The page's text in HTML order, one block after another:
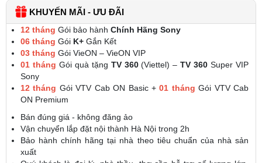
KHUYẾN MÃI - ƯU ĐÃI
12 tháng Gói bảo hành Chính Hãng Sony
06 tháng Gói K+ Gắn Kết
03 tháng Gói VieON – VieON VIP
01 tháng Gói quà tặng TV 360(Viettel) –TV 360 Super VIP
Sony
12 tháng Gói VTV Cab ON Basic +01 thángGói VTV Cab
ON Premium
Bán đúng giá - không đăng ảo
Vận chuyển lắp đặt nội thành Hà Nội trong 2h
Bảo hành chính hãng tại nhà theo tiêu chuẩn của nhà sản
xuất